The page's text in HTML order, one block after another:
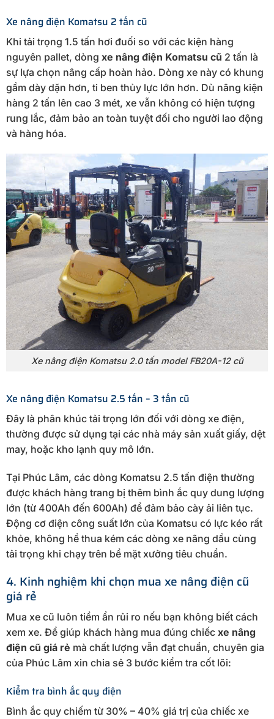
Xe nâng điện Komatsu 2 tấn cũ
Khi tải trọng 1.5 tấn hơi đuối so với các kiện hàng
nguyên pallet, dòng xe nâng điện Komatsu cũ 2 tấn là
sự lựa chọn nâng cấp hoàn hảo. Dòng xe này có khung
gầm dày dặn hơn, ti ben thủy lực lớn hơn. Dù nâng kiện
hàng 2 tấn lên cao 3 mét, xe vẫn không có hiện tượng
rung lắc, đảm bảo an toàn tuyệt đối cho người lao động
và hàng hóa.
Xe nâng điện Komatsu 2.0 tấn model FB20A-12 cũ
Xe nâng điện Komatsu 2.5 tấn – 3 tấn cũ
Đây là phân khúc tải trọng lớn đối với dòng xe điện,
thường được sử dụng tại các nhà máy sản xuất giấy, dệt
may, hoặc kho lạnh quy mô lớn.
Tại Phúc Lâm, các dòng Komatsu 2.5 tấn điện thường
được khách hàng trang bị thêm bình ắc quy dung lượng
lớn (từ 400Ah đến 600Ah) để đảm bảo cày ải liên tục.
Động cơ điện công suất lớn của Komatsu có lực kéo rất
khỏe, không hề thua kém các dòng xe nâng dầu cùng
tải trọng khi chạy trên bề mặt xưởng tiêu chuẩn.
4. Kinh nghiệm khi chọn mua xe nâng điện cũ
giá rẻ
Mua xe cũ luôn tiềm ẩn rủi ro nếu bạn không biết cách
xem xe. Để giúp khách hàng mua đúng chiếc xe nâng
điện cũ giá rẻ mà chất lượng vẫn đạt chuẩn, chuyên gia
của Phúc Lâm xin chia sẻ 3 bước kiểm tra cốt lõi:
Kiểm tra bình ắc quy điện
Bình ắc quy chiếm từ 30% – 40% giá trị của chiếc xe